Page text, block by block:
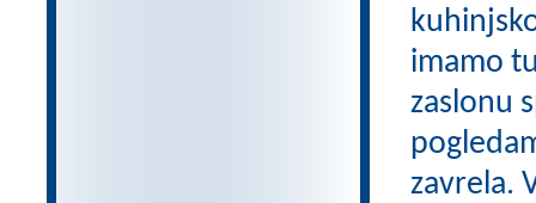
imamo
zaslonu
zavrela.